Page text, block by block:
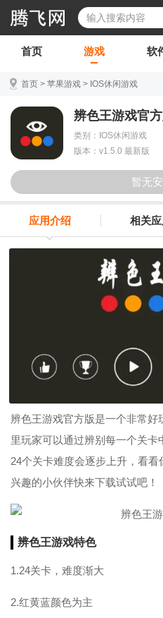
首页 游戏 软
首页 > 苹果游戏 > IOS休闲游戏
辨色王游戏官
类别：IOS休闲游戏
版本：v1.5.0 最新版
暂无
应用介绍 相关应
辨色王游戏官方版是一个非常
里玩家可以通过辨别每一个关卡
24个关卡难度会逐步上升，看
兴趣的小伙伴快来下载试试吧！
辨色王游戏特色
1.24关卡，难度渐大
2.红黄蓝颜色为主